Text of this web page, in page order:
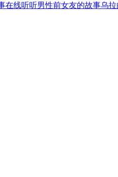
在线听听男性前女友的故事乌